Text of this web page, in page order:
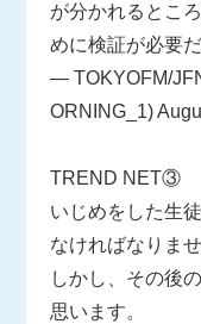
が分かれるとこ
めに検証が必要
— TOKYOFM/
ORNING_1)
TREND NET③
いじめをした生
なければなりませ
しかし、その後
思います。